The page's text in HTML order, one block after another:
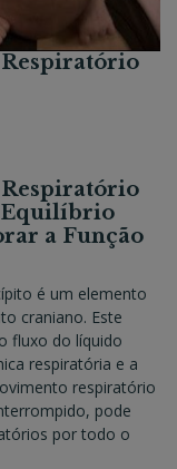
Equilíbrio
a Função
é um elemento
craniano. Este
fluxo do líquido
respiratória e a
respiratório
pode
por todo o